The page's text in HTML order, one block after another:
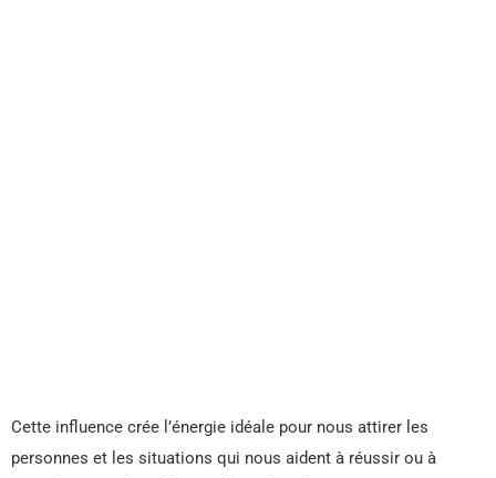
Cette influence crée l’énergie idéale pour nous attirer les
personnes et les situations qui nous aident à réussir ou à